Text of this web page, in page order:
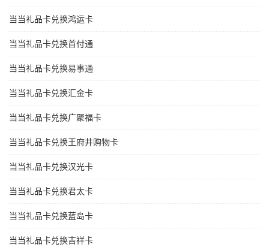
当当礼品卡兑换鸿运卡
当当礼品卡兑换首付通
当当礼品卡兑换易事通
当当礼品卡兑换汇金卡
当当礼品卡兑换广聚福卡
当当礼品卡兑换王府井购物卡
当当礼品卡兑换汉光卡
当当礼品卡兑换君太卡
当当礼品卡兑换蓝岛卡
当当礼品卡兑换吉祥卡